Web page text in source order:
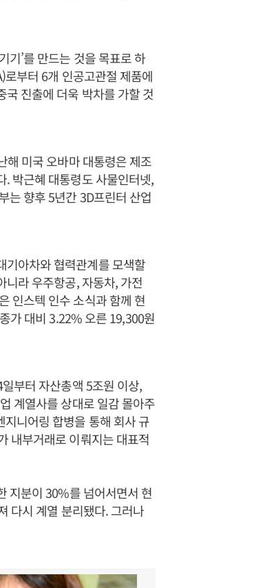
기’를 만드는 것을 목표로 하
부터 6개 인공고관절 제품에
진출에 더욱 박차를 가할 것
해 미국 오바마 대통령은 제조
박근혜 대통령도 사물인터넷,
는 향후 5년간 3D프린터 산업
기아차와 협력관계를 모색할
니라 우주항공, 자동차, 가전
인스텍 인수 소식과 함께 현
가 대비 3.22% 오른 19,300원
부터 자산총액 5조원 이상,
계열사를 상대로 일감 몰아주
니어링 합병을 통해 회사 규
내부거래로 이뤄지는 대표적
지분이 30%를 넘어서면서 현
다시 계열 분리됐다. 그러나